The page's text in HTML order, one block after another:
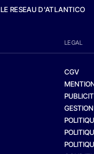
LE RESEAU D'ATLANTICO
LEGAL
CGV